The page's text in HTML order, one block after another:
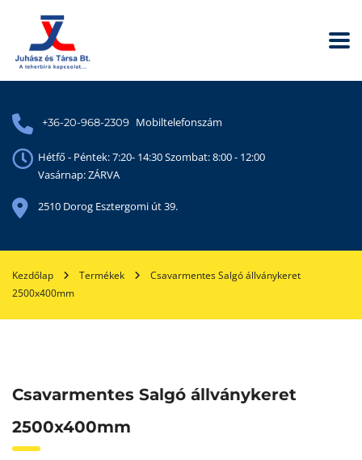
+36-20-968-2309 Mobiltelefonszám
Hétfő - Péntek: 7:20- 14:30 Szombat: 8:00 - 12:00
Vasárnap: ZÁRVA
2510 Dorog Esztergomi út 39.
Kezdőlap Termékek
Csavarmentes Salgó állványkeret
2500x400mm
Csavarmentes Salgó állványkeret
2500x400mm